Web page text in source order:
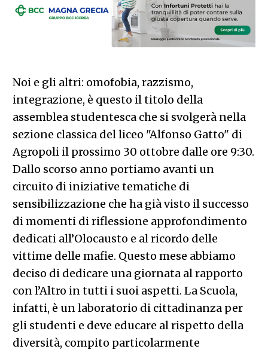
Noi e gli altri: omofobia, razzismo,
integrazione, è questo il titolo della
assemblea studentesca che si svolgerà nella
sezione classica del liceo "Alfonso Gatto" di
Agropoli il prossimo 30 ottobre dalle ore 9:30.
Dallo scorso anno portiamo avanti un
circuito di iniziative tematiche di
sensibilizzazione che ha già visto il successo
di momenti di riflessione approfondimento
dedicati all’Olocausto e al ricordo delle
vittime delle mafie. Questo mese abbiamo
deciso di dedicare una giornata al rapporto
con l’Altro in tutti i suoi aspetti. La Scuola,
infatti, è un laboratorio di cittadinanza per
gli studenti e deve educare al rispetto della
diversità, compito particolarmente